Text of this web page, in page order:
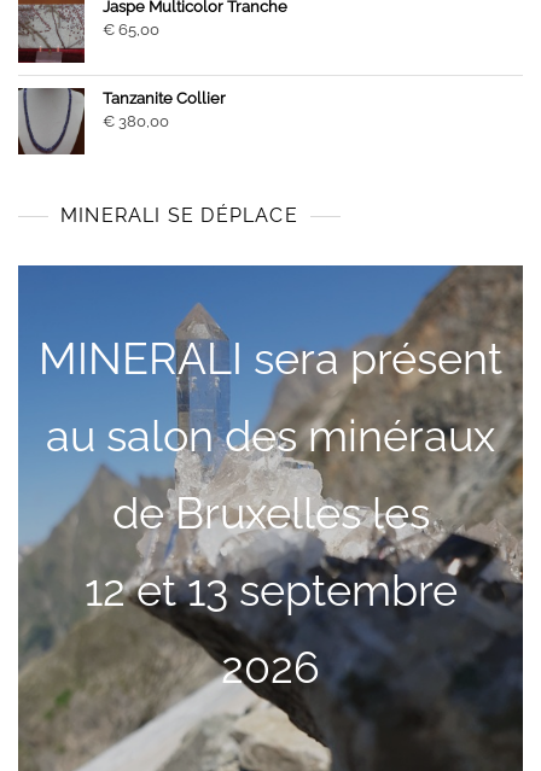
Jaspe Multicolor Tranche
€ 65,00
Tanzanite Collier
€ 380,00
MINERALI SE DÉPLACE
MINERALI sera présent
au salon des minéraux
de Bruxelles les
12 et 13 septembre
2026